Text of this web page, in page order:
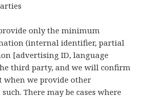
only the minimum
(internal identifier, partial
[advertising ID, language
third party, and we will confirm
when we provide other
There may be cases where